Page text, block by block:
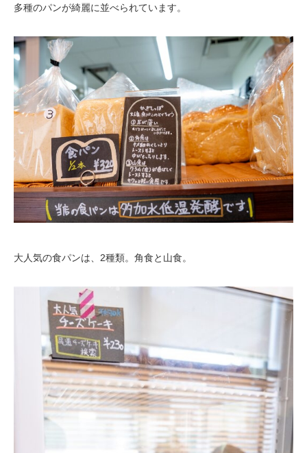
多種のパンが綺麗に並べられています。
大人気の食パンは、2種類。角食と山食。